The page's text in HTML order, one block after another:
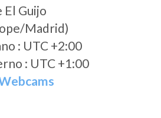
El Guijo
Madrid)
: UTC +2:00
: UTC +1:00